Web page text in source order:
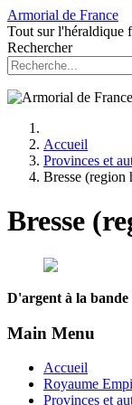
Armorial de France
Tout sur l'héraldique
Rechercher
Accueil
Provinces et
Bresse (region
Bresse
D'argent à la bande
Main Menu
Accueil
Royaume
Provinces et